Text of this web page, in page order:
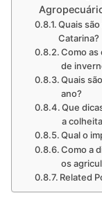
Quais
Catarina?
Como as
de
Quais
ano?
Que
a
Qual o
Como a
os
Related